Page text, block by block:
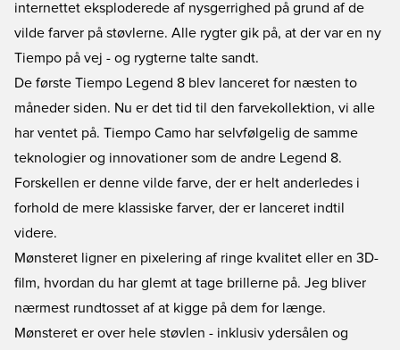
internettet eksploderede af nysgerrighed på grund af de
vilde farver på støvlerne. Alle rygter gik på, at der var en ny
Tiempo på vej - og rygterne talte sandt.
De første Tiempo Legend 8 blev lanceret for næsten to
måneder siden. Nu er det tid til den farvekollektion, vi alle
har ventet på. Tiempo Camo har selvfølgelig de samme
teknologier og innovationer som de andre Legend 8.
Forskellen er denne vilde farve, der er helt anderledes i
forhold de mere klassiske farver, der er lanceret indtil
videre.
Mønsteret ligner en pixelering af ringe kvalitet eller en 3D-
film, hvordan du har glemt at tage brillerne på. Jeg bliver
nærmest rundtosset af at kigge på dem for længe.
Mønsteret er over hele støvlen - inklusiv ydersålen og